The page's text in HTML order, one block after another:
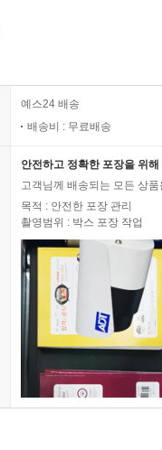
예스24 배송
배송비 : 무료배송
안전하고 정확한 포장을 위
고객님께 배송되는 모든 상
목적 : 안전한 포장 관리
촬영범위 : 박스 포장 작업